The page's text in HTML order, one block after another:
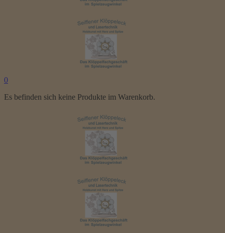
0
Es befinden sich keine Produkte im Warenkorb.